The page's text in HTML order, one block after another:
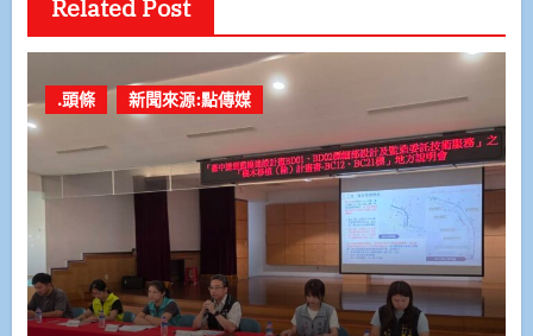
Related Post
.頭條 新聞來源:點傳媒